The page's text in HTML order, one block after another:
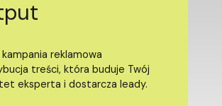
reklamowa
treści, która buduje Twój
eksperta i dostarcza leady.